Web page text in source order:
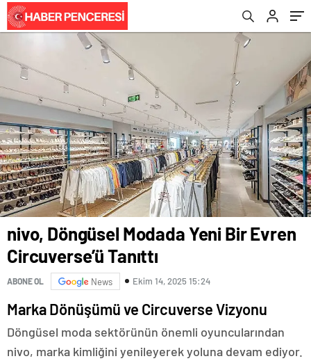
nivo, Döngüsel Modada Yeni Bir Evren
Circuverse’ü Tanıttı
ABONE OL News Ekim 14, 2025 15:24
Marka Dönüşümü ve Circuverse Vizyonu
Döngüsel moda sektörünün önemli oyuncularından
nivo, marka kimliğini yenileyerek yoluna devam ediyor.